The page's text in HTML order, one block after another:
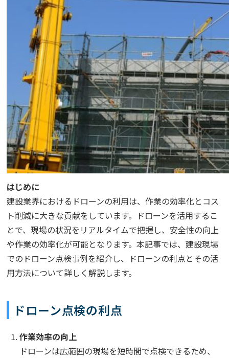
はじめに
建設業界におけるドローンの利用は、作業の効率化とコス
ト削減に大きな貢献をしています。ドローンを活用するこ
とで、現場の状況をリアルタイムで把握し、安全性の向上
や作業の効率化が可能となります。本記事では、建設現場
でのドローン点検事例を紹介し、ドローンの利点とその活
用方法について詳しく解説します。
ドローン点検の利点
作業効率の向上
ドローンは広範囲の現場を短時間で点検できるため、